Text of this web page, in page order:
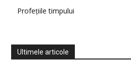
Profețiile timpului
Ultimele articole